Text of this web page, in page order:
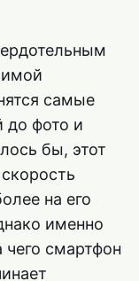
самые
до фото и
бы, этот
на его
именно
смартфон